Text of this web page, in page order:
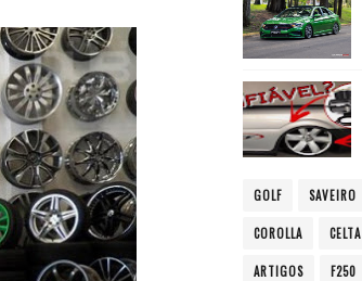
GOLF SAVEIRO
COROLLA CELTA
ARTIGOS F250